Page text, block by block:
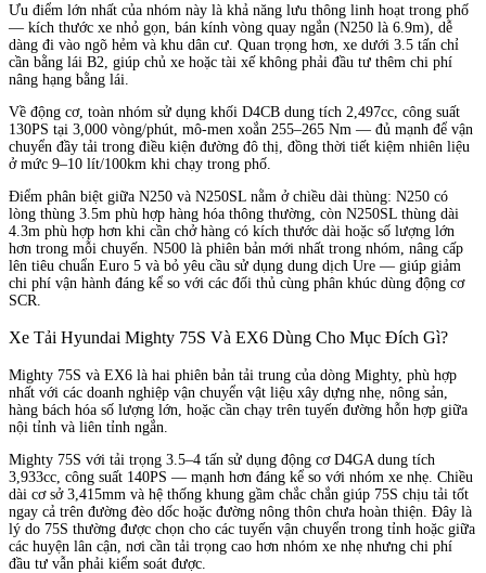
Ưu điểm lớn nhất của nhóm này là khả năng lưu thông linh hoạt trong phố
— kích thước xe nhỏ gọn, bán kính vòng quay ngắn (N250 là 6.9m), dễ
dàng đi vào ngõ hẻm và khu dân cư. Quan trọng hơn, xe dưới 3.5 tấn chỉ
cần bằng lái B2, giúp chủ xe hoặc tài xế không phải đầu tư thêm chi phí
nâng hạng bằng lái.
Về động cơ, toàn nhóm sử dụng khối D4CB dung tích 2,497cc, công suất
130PS tại 3,000 vòng/phút, mô-men xoắn 255–265 Nm — đủ mạnh để vận
chuyển đầy tải trong điều kiện đường đô thị, đồng thời tiết kiệm nhiên liệu
ở mức 9–10 lít/100km khi chạy trong phố.
Điểm phân biệt giữa N250 và N250SL nằm ở chiều dài thùng: N250 có
lòng thùng 3.5m phù hợp hàng hóa thông thường, còn N250SL thùng dài
4.3m phù hợp hơn khi cần chở hàng có kích thước dài hoặc số lượng lớn
hơn trong mỗi chuyến. N500 là phiên bản mới nhất trong nhóm, nâng cấp
lên tiêu chuẩn Euro 5 và bỏ yêu cầu sử dụng dung dịch Ure — giúp giảm
chi phí vận hành đáng kể so với các đối thủ cùng phân khúc dùng động cơ
SCR.
Xe Tải Hyundai Mighty 75S Và EX6 Dùng Cho Mục Đích Gì?
Mighty 75S và EX6 là hai phiên bản tải trung của dòng Mighty, phù hợp
nhất với các doanh nghiệp vận chuyển vật liệu xây dựng nhẹ, nông sản,
hàng bách hóa số lượng lớn, hoặc cần chạy trên tuyến đường hỗn hợp giữa
nội tỉnh và liên tỉnh ngắn.
Mighty 75S với tải trọng 3.5–4 tấn sử dụng động cơ D4GA dung tích
3,933cc, công suất 140PS — mạnh hơn đáng kể so với nhóm xe nhẹ. Chiều
dài cơ sở 3,415mm và hệ thống khung gầm chắc chắn giúp 75S chịu tải tốt
ngay cả trên đường đèo dốc hoặc đường nông thôn chưa hoàn thiện. Đây là
lý do 75S thường được chọn cho các tuyến vận chuyển trong tỉnh hoặc giữa
các huyện lân cận, nơi cần tải trọng cao hơn nhóm xe nhẹ nhưng chi phí
đầu tư vẫn phải kiểm soát được.